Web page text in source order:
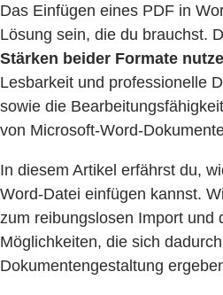
Das Einfügen eines PDF in
Lösung sein, die du brauchst.
Stärken beider Formate
Lesbarkeit und professionelle
sowie die
von Microsoft-Word-
In diesem Artikel erfährst du,
Word-Datei einfügen kannst.
zum reibungslosen Import und
Möglichkeiten, die sich
Dokumentengestaltung